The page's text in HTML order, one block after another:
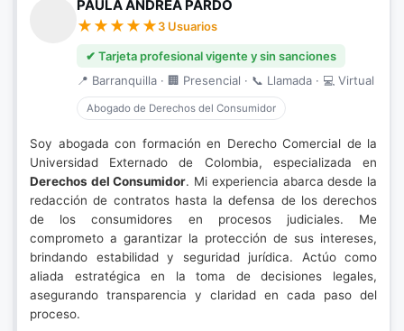
PAULA ANDREA PARDO
3 Usuarios
✔ Tarjeta profesional vigente y sin sanciones
📍 Barranquilla · 🏢 Presencial · 📞 Llamada · 💻 Virtual
Abogado de Derechos del Consumidor
Soy abogada con formación en Derecho Comercial de la
Universidad Externado de Colombia, especializada en
Derechos del Consumidor. Mi experiencia abarca desde la
redacción de contratos hasta la defensa de los derechos
de los consumidores en procesos judiciales. Me
comprometo a garantizar la protección de sus intereses,
brindando estabilidad y seguridad jurídica. Actúo como
aliada estratégica en la toma de decisiones legales,
asegurando transparencia y claridad en cada paso del
proceso.